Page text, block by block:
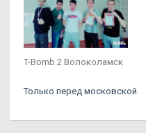
T-Bomb 2 Волоколамск
Только перед московской.